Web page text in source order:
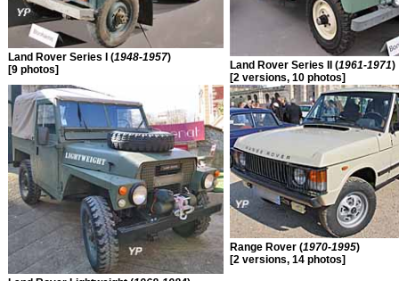
Land Rover Series I (1948-1957)
[9 photos]
Land Rover Series II (1961-1971)
[2 versions, 10 photos]
Range Rover (1970-1995)
[2 versions, 14 photos]